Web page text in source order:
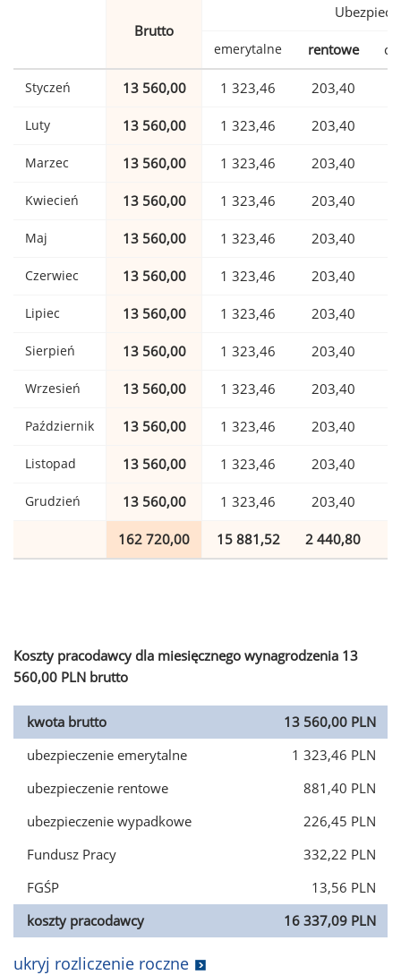
Brutto
emerytalne rentowe
Styczeń 13 560,00 1 323,46 203,40
Luty 13 560,00 1 323,46 203,40
Marzec 13 560,00 1 323,46 203,40
Kwiecień 13 560,00 1 323,46 203,40
Maj 13 560,00 1 323,46 203,40
Czerwiec 13 560,00 1 323,46 203,40
Lipiec 13 560,00 1 323,46 203,40
Sierpień 13 560,00 1 323,46 203,40
Wrzesień 13 560,00 1 323,46 203,40
Październik 13 560,00 1 323,46 203,40
Listopad 13 560,00 1 323,46 203,40
Grudzień 13 560,00 1 323,46 203,40
162 720,00 15 881,52 2 440,80
Koszty pracodawcy dla miesięcznego wynagrodzenia 13
560,00 PLN brutto
kwota brutto
13 560,00 PLN
ubezpieczenie emerytalne
1 323,46 PLN
ubezpieczenie rentowe
881,40 PLN
ubezpieczenie wypadkowe
226,45 PLN
Fundusz Pracy
332,22 PLN
FGŚP
13,56 PLN
koszty pracodawcy
16 337,09 PLN
ukryj rozliczenie roczne